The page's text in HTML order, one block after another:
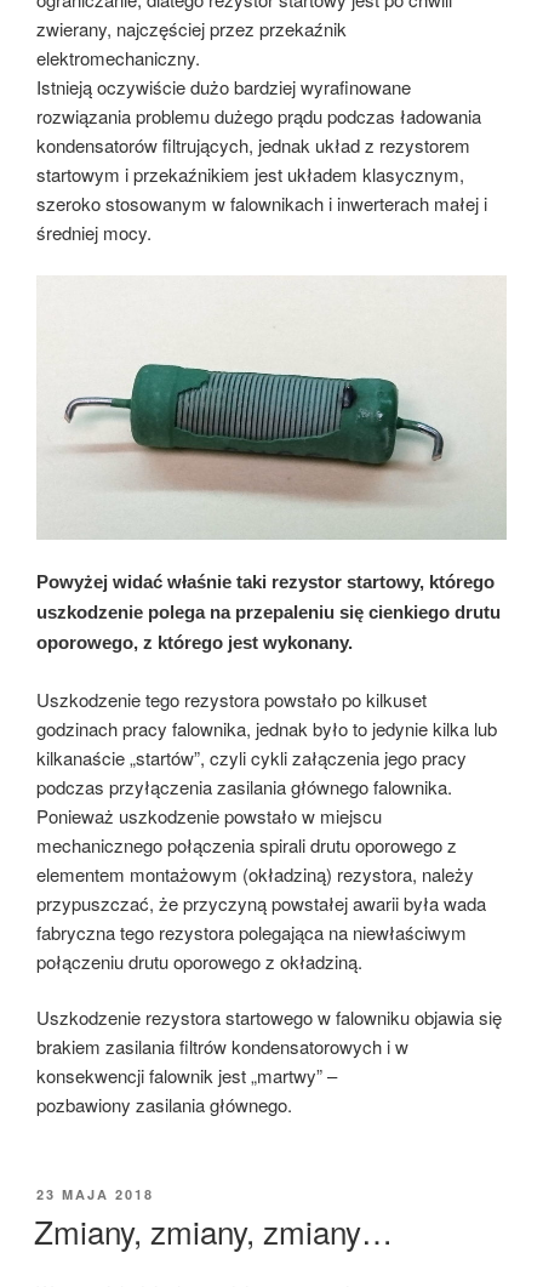
zwierany, najczęściej przez przekaźnik
elektromechaniczny.
Istnieją oczywiście dużo bardziej wyrafinowane
rozwiązania problemu dużego prądu podczas ładowania
kondensatorów filtrujących, jednak układ z rezystorem
startowym i przekaźnikiem jest układem klasycznym,
szeroko stosowanym w falownikach i inwerterach małej i
średniej mocy.
Powyżej widać właśnie taki rezystor startowy, którego
uszkodzenie polega na przepaleniu się cienkiego drutu
oporowego, z którego jest wykonany.
Uszkodzenie tego rezystora powstało po kilkuset
godzinach pracy falownika, jednak było to jedynie kilka lub
kilkanaście „startów”, czyli cykli załączenia jego pracy
podczas przyłączenia zasilania głównego falownika.
Ponieważ uszkodzenie powstało w miejscu
mechanicznego połączenia spirali drutu oporowego z
elementem montażowym (okładziną) rezystora, należy
przypuszczać, że przyczyną powstałej awarii była wada
fabryczna tego rezystora polegająca na niewłaściwym
połączeniu drutu oporowego z okładziną.
Uszkodzenie rezystora startowego w falowniku objawia się
brakiem zasilania filtrów kondensatorowych i w
konsekwencji falownik jest „martwy” –
pozbawiony zasilania głównego.
OPUBLIKOWANE
23 MAJA 2018
Zmiany, zmiany, zmiany…